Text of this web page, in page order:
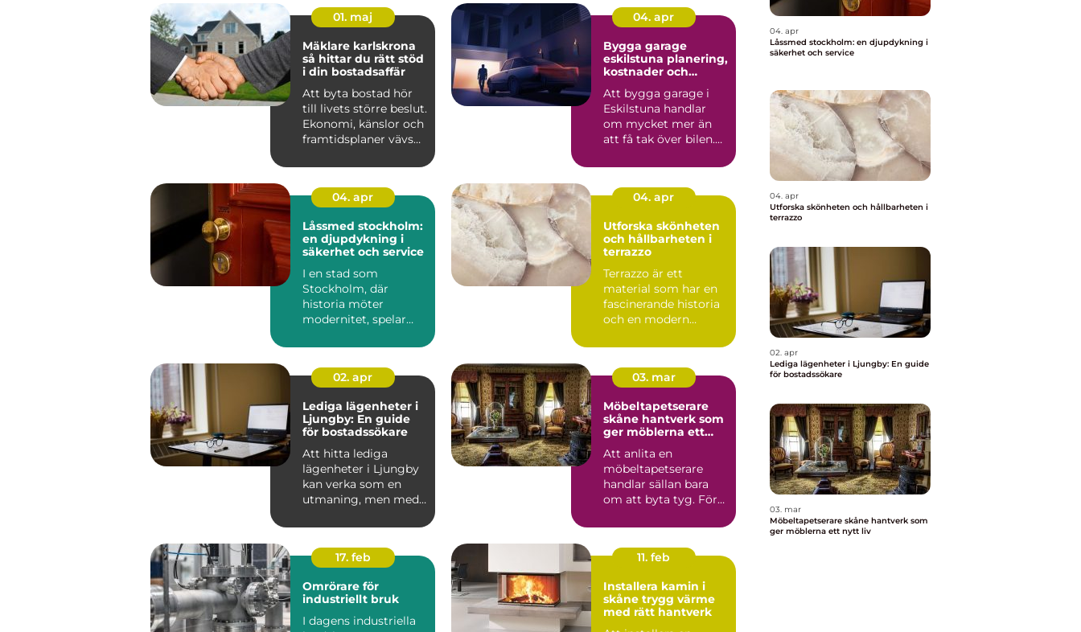
01. maj
Mäklare karlskrona
så hittar du rätt stöd
i din bostadsaffär
Att byta bostad hör
till livets större beslut.
Ekonomi, känslor och
framtidsplaner vävs
04. apr
Bygga garage
eskilstuna planering,
kostnader och
Att bygga garage i
Eskilstuna handlar
om mycket mer än
att få tak över bilen.
garage ...
04. apr
Låssmed stockholm:
en djupdykning i
säkerhet och service
I en stad som
Stockholm, där
historia möter
modernitet, spelar
avgörande roll.
Låssmed S...
04. apr
Utforska skönheten
och hållbarheten i
terrazzo
Terrazzo är ett
material som har en
fascinerande historia
och en modern
02. apr
Lediga lägenheter i
Ljungby: En guide
för bostadssökare
Att hitta lediga
lägenheter i Ljungby
kan verka som en
utmaning, men med
03. mar
Möbeltapetserare
skåne hantverk som
ger möblerna ett
Att anlita en
möbeltapetserare
handlar sällan bara
om att byta tyg. För
att be...
17. feb
Omrörare för
industriellt bruk
I dagens industriella
11. feb
Installera kamin i
skåne trygg värme
med rätt hantverk
04. apr
Låssmed stockholm: en djupdykning i
säkerhet och service
04. apr
Utforska skönheten och hållbarheten i
terrazzo
02. apr
Lediga lägenheter i Ljungby: En guide
för bostadssökare
03. mar
Möbeltapetserare skåne hantverk som
ger möblerna ett nytt liv